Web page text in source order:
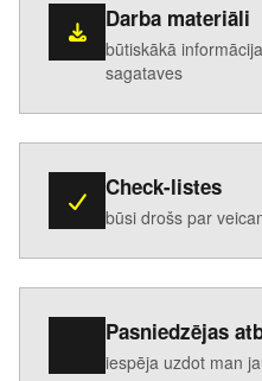
Darba materiāli
būtiskākā
sagataves
Check-listes
būsi drošs par
Pasniedzējas
iespēja uzdot man